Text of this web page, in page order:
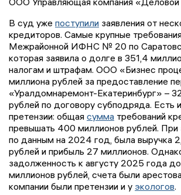
В суд уже поступили заявления от
кредиторов. Самые крупные
Межрайонной ИФНС № 20 по
которая заявила о долге в 351,4
налогам и штрафам. ООО «Бизнес
миллиона рублей за предоставление
«Уралдомнаремонт-Екатеринбург» –
рублей по договору субподряда. Есть
претензии: общая сумма требований
превышать 400 миллионов рублей. При
по данным на 2024 год, была выручка
рублей и прибыль 27 миллионов.
задолженность к августу 2025 года
миллионов рублей, счета были
компании были претензии и у экологов.